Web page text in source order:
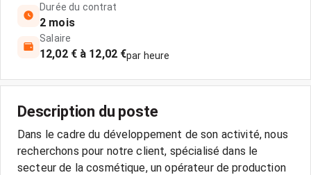
Durée du contrat
2 mois
Salaire
12,02 € à 12,02 €par heure
Description du poste
Dans le cadre du développement de son activité, nous
recherchons pour notre client, spécialisé dans le
secteur de la cosmétique, un opérateur de production